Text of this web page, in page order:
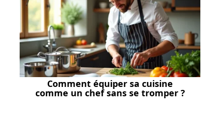
Comment équiper sa cuisine
comme un chef sans se tromper ?